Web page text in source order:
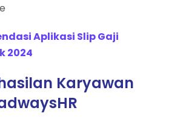
Aplikasi Slip Gaji
2024
Karyawan